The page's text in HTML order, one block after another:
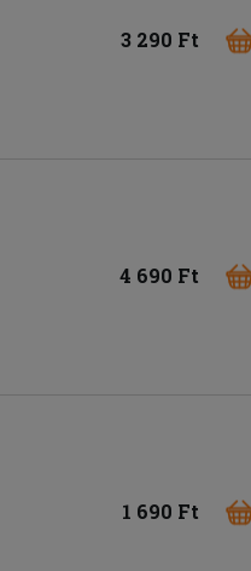
3 290 Ft
4 690 Ft
1 690 Ft